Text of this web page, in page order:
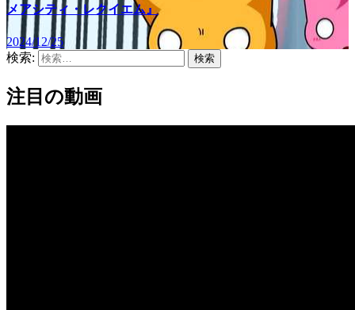
メアシティ・レクイエム』
2024/12/25
検索:
注目の動画